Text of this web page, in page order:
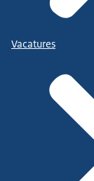
Vacatures